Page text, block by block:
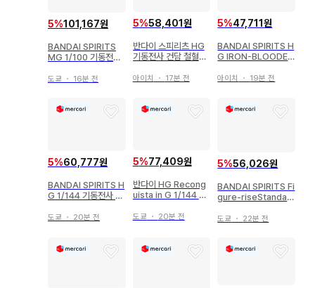
5%101,167원
BANDAI SPIRITS
MG 1/100 기동전사
Y ASTRAY R 건담
장 세트
도쿄 ・ 16분 전
5%58,401원
반다이 스피리츠 HG
기동전사 건담 철혈의
다이남코판
아이치 ・ 17분 전
5%47,711원
BANDAI SPIRITS H
G IRON-BLOODED
건담 철혈의 오펀스 건
아이치 ・ 19분 전
5%60,777원
BANDAI SPIRITS H
G 1/144 기동전사 건
건캐논(쿠쿠루스 도안
도쿄 ・ 20분 전
5%77,409원
반다이 HG Recong
uista in G 1/144 건
시 13
도쿄 ・ 20분 전
5%56,026원
BANDAI SPIRITS Fi
gure-riseStandar
라인
도쿄 ・ 22분 전